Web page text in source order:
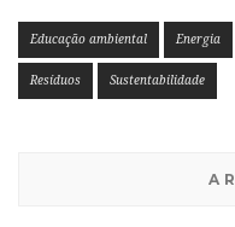
Educação ambiental Energia
Resíduos Sustentabilidade